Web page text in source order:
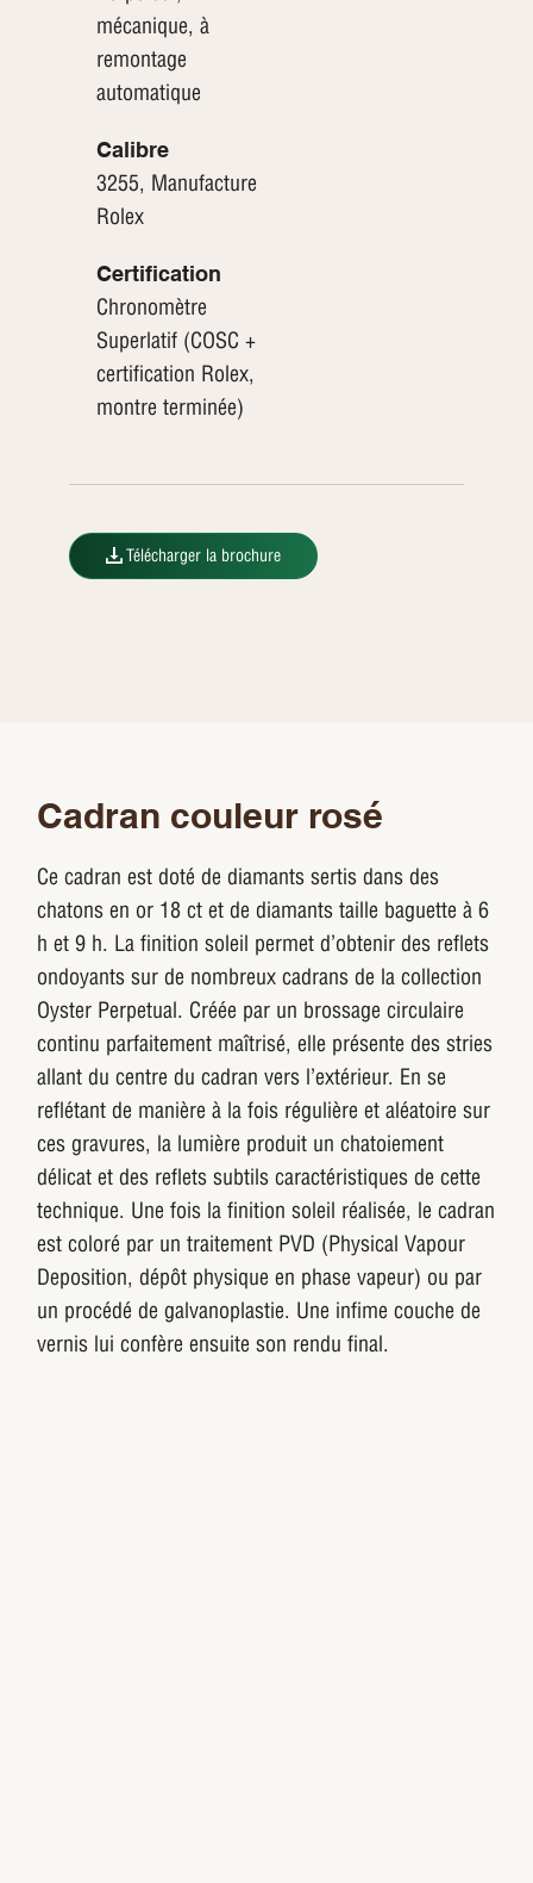
mécanique, à
remontage
automatique
Calibre
3255, Manufacture
Rolex
Certification
Chronomètre
Superlatif (COSC +
certification Rolex,
montre terminée)
Télécharger la brochure
Cadran couleur rosé
Ce cadran est doté de diamants sertis dans des
chatons en or 18 ct et de diamants taille baguette à 6
h et 9 h. La finition soleil permet d’obtenir des reflets
ondoyants sur de nombreux cadrans de la collection
Oyster Perpetual. Créée par un brossage circulaire
continu parfaitement maîtrisé, elle présente des stries
allant du centre du cadran vers l’extérieur. En se
reflétant de manière à la fois régulière et aléatoire sur
ces gravures, la lumière produit un chatoiement
délicat et des reflets subtils caractéristiques de cette
technique. Une fois la finition soleil réalisée, le cadran
est coloré par un traitement PVD (Physical Vapour
Deposition, dépôt physique en phase vapeur) ou par
un procédé de galvanoplastie. Une infime couche de
vernis lui confère ensuite son rendu final.